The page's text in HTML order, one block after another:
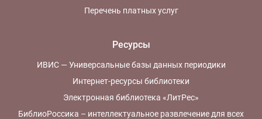
Перечень платных услуг
Ресурсы
ИВИС — Универсальные базы данных периодики
Интернет-ресурсы библиотеки
Электронная библиотека «ЛитРес»
БиблиоРоссика – интеллектуальное развлечение для всех